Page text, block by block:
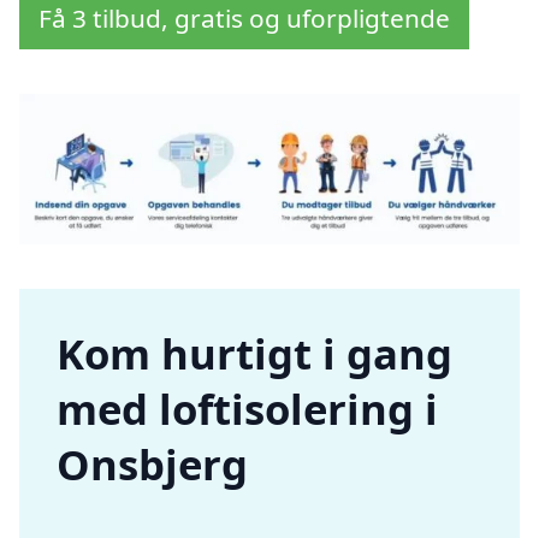
Få 3 tilbud, gratis og uforpligtende
Kom hurtigt i gang
med loftisolering i
Onsbjerg